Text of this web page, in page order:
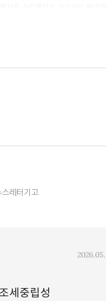
몇가지 쟁점에 관하여, 대법원 판
담보목적물의 소유권을 상실하
적 절차인지 여부, 자율과 공정
여부 및 국세기본법상 특례제
부과처분 취소소송과 대여계
연구논문집, 사법연수원 (2017)
연수 연구논문집, 사법연수원
대학교 석사학위논문 (2014)
스레터 기고
세중립성